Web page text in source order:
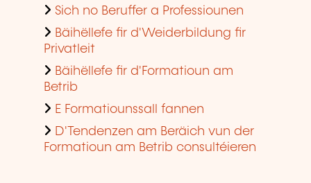
Sich no Beruffer a Professiounen
Bäihëllefe fir d'Weiderbildung fir
Privatleit
Bäihëllefe fir d'Formatioun am
Betrib
E Formatiounssall fannen
D'Tendenzen am Beräich vun der
Formatioun am Betrib consultéieren